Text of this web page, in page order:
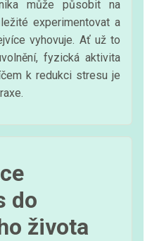
může působit na
experimentovat a
vyhovuje. Ať už to
fyzická aktivita
k redukci stresu je
do
života